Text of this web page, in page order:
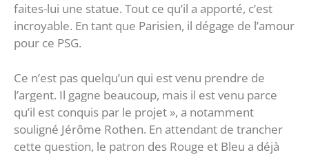
faites-lui une statue. Tout ce qu’il a apporté, c’est
incroyable. En tant que Parisien, il dégage de l’amour
pour ce PSG.
Ce n’est pas quelqu’un qui est venu prendre de
l’argent. Il gagne beaucoup, mais il est venu parce
qu’il est conquis par le projet », a notamment
souligné Jérôme Rothen. En attendant de trancher
cette question, le patron des Rouge et Bleu a déjà